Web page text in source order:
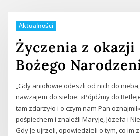
Aktualności
Życzenia z okazji
Bożego
„Gdy aniołowie odeszli od nich do
nawzajem do siebie: «Pójdźmy do
tam zdarzyło i o czym nam Pan
pośpiechem i znaleźli Maryję, Józefa i
Gdy Je ujrzeli, opowiedzieli o tym, co im